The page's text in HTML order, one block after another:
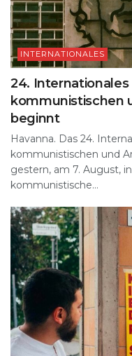
INTERNATIONALES
24.
kommunistischen
beginnt
Havanna. Das 24.
kommunistischen und
gestern, am 7. August,
kommunistische...